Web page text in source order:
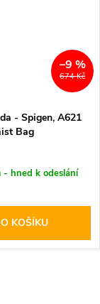
674 Kč
–9 %
- Spigen, A621
Bag
- hned k odeslání
KOŠÍKU